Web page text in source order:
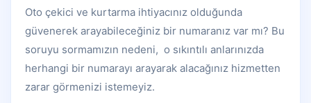
Oto çekici ve kurtarma ihtiyacınız olduğunda
güvenerek arayabileceğiniz bir numaranız var mı? Bu
soruyu sormamızın nedeni, o sıkıntılı anlarınızda
herhangi bir numarayı arayarak alacağınız hizmetten
zarar görmenizi istemeyiz.